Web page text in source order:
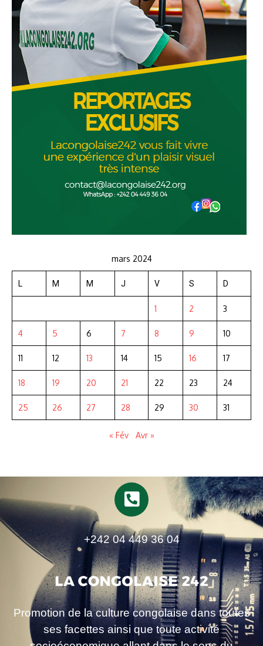
mars 2024
L M M J V S D
1 2 3
4 5 6 7 8 9 10
11 12 13 14 15 16 17
18 19 20 21 22 23 24
25 26 27 28 29 30 31
« Fév Avr »
+242 04 449 36 04
Promotion de la culture congolaise dans toutes
ses facettes ainsi que toute activité